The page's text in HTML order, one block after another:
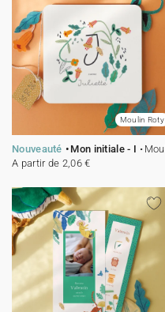
Moulin Roty
Nouveauté Mon initiale - I
Moulin Roty
A partir de 2,06 €